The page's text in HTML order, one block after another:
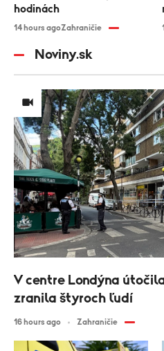
hodinách
14 hours agoZahraničie
Noviny.sk
V centre Londýna
zranila štyroch ľudí
16 hours ago Zahraničie